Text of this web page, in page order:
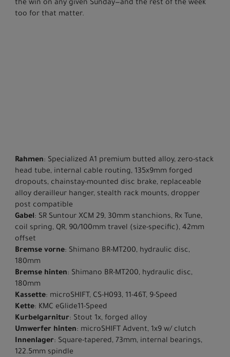
the win on any given Sunday—and the rest of the week
too for that matter.
Rahmen: Specialized A1 premium butted alloy, zero-stack
head tube, internal cable routing, 135x9mm forged
dropouts, chainstay-mounted disc brake, replaceable
alloy derailleur hanger, stealth rack mounts, dropper
post compatible
Gabel: SR Suntour XCM 29, 30mm stanchions, Rx Tune,
coil spring, QR, 90/100mm travel (size-specific), 42mm
offset
Bremse vorne: Shimano BR-MT200, hydraulic disc,
180mm
Bremse hinten: Shimano BR-MT200, hydraulic disc,
180mm
Kassette: microSHIFT, CS-H093, 11-46T, 9-Speed
Kette: KMC eGlide11-Speed
Kurbelgarnitur: Stout 1x, forged alloy
Umwerfer hinten: microSHIFT Advent, 1x9 w/ clutch
Innenlager: Square-tapered, 73mm, internal bearings,
122.5mm spindle